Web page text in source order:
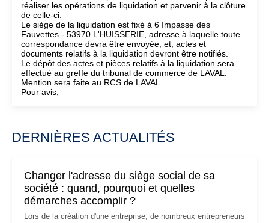
réaliser les opérations de liquidation et parvenir à la clôture
de celle-ci.
Le siège de la liquidation est fixé à 6 Impasse des
Fauvettes - 53970 L'HUISSERIE, adresse à laquelle toute
correspondance devra être envoyée, et, actes et
documents relatifs à la liquidation devront être notifiés.
Le dépôt des actes et pièces relatifs à la liquidation sera
effectué au greffe du tribunal de commerce de LAVAL.
Mention sera faite au RCS de LAVAL.
Pour avis,
DERNIÈRES ACTUALITÉS
Changer l'adresse du siège social de sa
société : quand, pourquoi et quelles
démarches accomplir ?
Lors de la création d'une entreprise, de nombreux entrepreneurs